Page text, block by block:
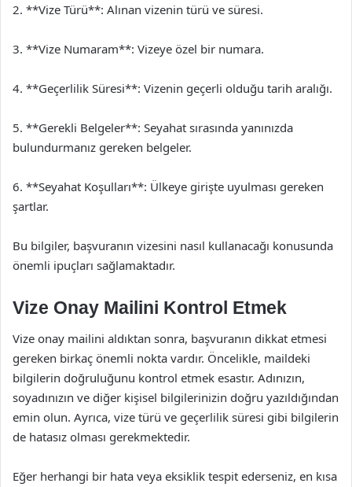
2. **Vize Türü**: Alınan vizenin türü ve süresi.
3. **Vize Numaram**: Vizeye özel bir numara.
4. **Geçerlilik Süresi**: Vizenin geçerli olduğu tarih aralığı.
5. **Gerekli Belgeler**: Seyahat sırasında yanınızda
bulundurmanız gereken belgeler.
6. **Seyahat Koşulları**: Ülkeye girişte uyulması gereken
şartlar.
Bu bilgiler, başvuranın vizesini nasıl kullanacağı konusunda
önemli ipuçları sağlamaktadır.
Vize Onay Mailini Kontrol Etmek
Vize onay mailini aldıktan sonra, başvuranın dikkat etmesi
gereken birkaç önemli nokta vardır. Öncelikle, maildeki
bilgilerin doğruluğunu kontrol etmek esastır. Adınızın,
soyadınızın ve diğer kişisel bilgilerinizin doğru yazıldığından
emin olun. Ayrıca, vize türü ve geçerlilik süresi gibi bilgilerin
de hatasız olması gerekmektedir.
Eğer herhangi bir hata veya eksiklik tespit ederseniz, en kısa